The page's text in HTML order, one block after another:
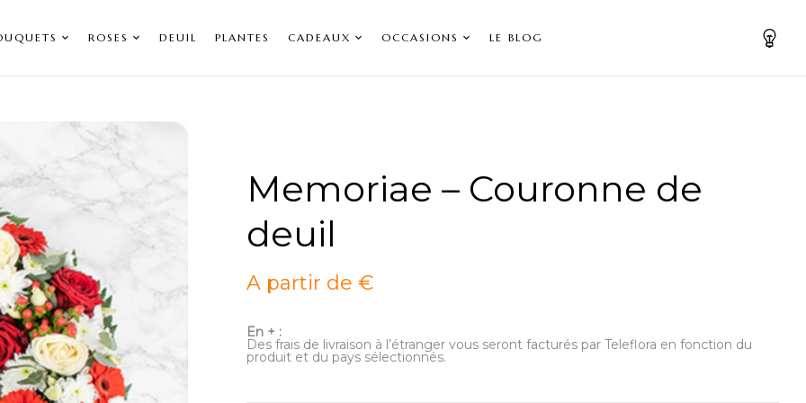
ROSES DEUIL PLANTES CADEAUX OCCASIONS LE BLOG
Memoriae – Couronne de
deuil
A partir de €
En + :
Des frais de livraison à l’étranger vous seront facturés par Teleflora en fonction du
produit et du pays sélectionnés.